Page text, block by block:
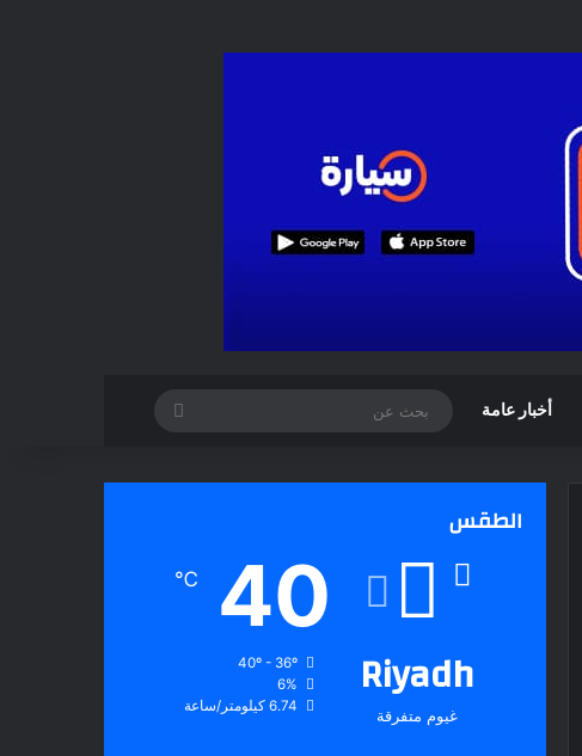
أخبار عامة
الطقس
Riyadh
غيوم متفرقة
40
℃
6%
6.74 كيلومتر/ساعة